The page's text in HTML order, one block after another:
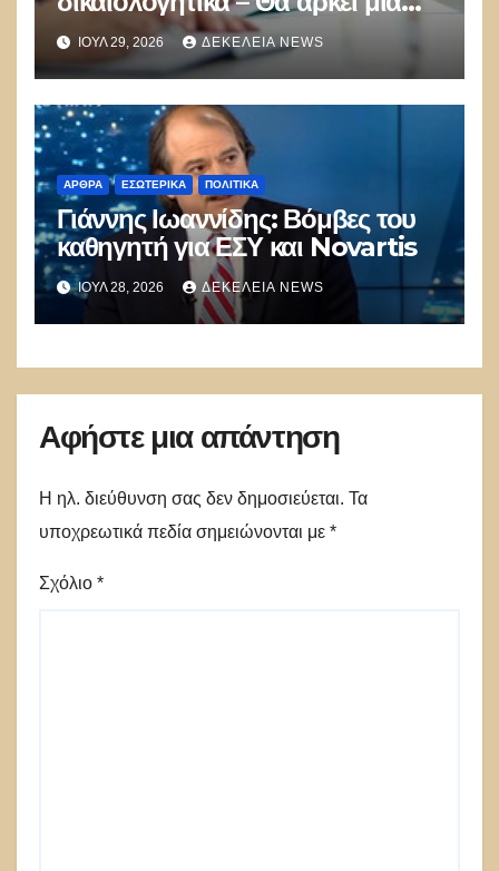
υπεύθυνη δήλωση σε
συναλλαγές με το Δημόσιο
ΙΟΎΛ 29, 2026 ΔΕΚΈΛΕΙΑ NEWS
ΑΡΘΡΑ ΕΣΩΤΕΡΙΚΑ ΠΟΛΙΤΙΚΑ
Γιάννης Ιωαννίδης: Βόμβες του
καθηγητή για ΕΣΥ και Novartis
ΙΟΎΛ 28, 2026 ΔΕΚΈΛΕΙΑ NEWS
Αφήστε μια απάντηση
Η ηλ. διεύθυνση σας δεν δημοσιεύεται. Τα
υποχρεωτικά πεδία σημειώνονται με *
Σχόλιο *